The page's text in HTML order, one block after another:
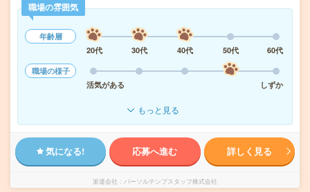
職場の雰囲気
年齢層
20代
30代 40代 50代
60代
職場の様子
活気がある
しずか
もっと見る
気になる! 応募へ進む 詳しく見る
派遣会社 パーソルテンプスタッフ株式会社